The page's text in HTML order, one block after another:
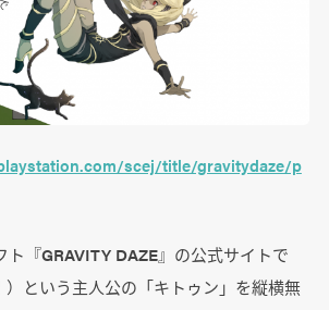
scej/title/gravitydaze/p
ト『GRAVITY DAZE』の公式サイトで
）という主人公の「キトゥン」を縦横無